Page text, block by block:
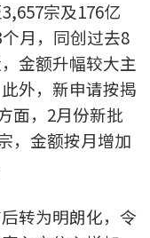
宗及176亿
月，同创过去8
金额升幅较大主
外，新申请按揭
面，2月份新批
，金额按月增加
转为明朗化，令